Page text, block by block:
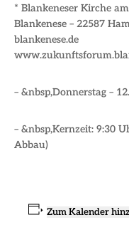
* Blankeneser Kirche
Blankenese – 22587
blankenese.de
– &nbsp,Donnerstag –
– &nbsp,Kernzeit: 9:30
Abbau)
Zum Kalender